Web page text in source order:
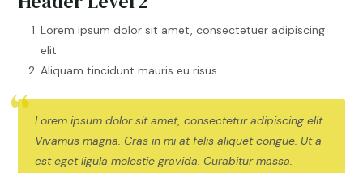
Lorem ipsum dolor sit amet, consectetuer adipiscing
elit.
Aliquam tincidunt mauris eu risus.
Lorem ipsum dolor sit amet, consectetur adipiscing elit.
Vivamus magna. Cras in mi at felis aliquet congue. Ut a
est eget ligula molestie gravida. Curabitur massa.